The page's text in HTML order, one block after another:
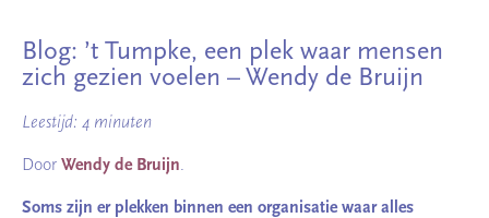
Blog: ’t Tumpke, een plek waar mensen
zich gezien voelen – Wendy de Bruijn
Leestijd: 4 minuten
Door Wendy de Bruijn.
Soms zijn er plekken binnen een organisatie waar alles